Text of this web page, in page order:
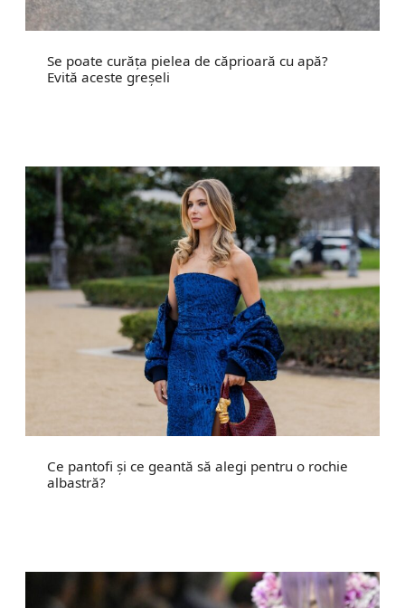
Se poate curăța pielea de căprioară cu apă?
Evită aceste greșeli
Ce pantofi și ce geantă să alegi pentru o rochie
albastră?